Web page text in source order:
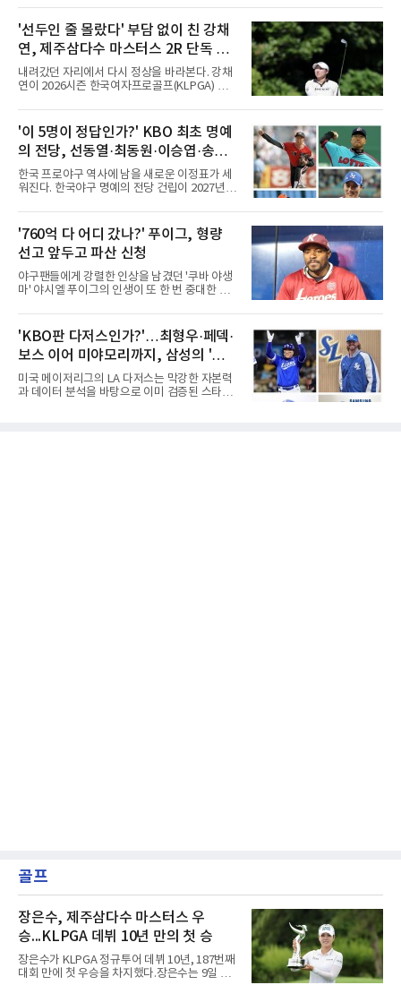
독은 단순히 더위를 이야기하지 않았다. 우천,
폭염, 부상 등 변수가 늘어나는 현실에서 현재
팀당 144경기 체제가 과연 지속 가능한지 질문
을 던졌다.물론 144경기가 세계적으로 특별히
많은 숫자는 아니다. 메이저리그는 팀당 162경
기, 일본프로야구도 143~144경기를 치른다. 숫
자만 놓고 보면 KBO가 유난히 혹사 구조라고 말
비교하기 어려울 정도로 폭염이 길어지고 강해
지고 있다. 여기에 장마, 이
'선두인 줄 몰랐다' 부담 없이 친 강채
연, 제주삼다수 마스터스 2R 단독 선
두
내려갔던 자리에서 다시 정상을 바라본다. 강채
연이 2026시즌 한국여자프로골프(KLPGA) 투어
억 원, 우승상금 1억8000만 원) 2라운드에서 단
독 선두로 도약했다.강채연은 7일 제주도 서귀
포의 테디밸리 골프앤리조트(파72)에서 열린 2
라운드에서 버디 5개와 보기 1개를 묶어 4언더
파 68타를 쳤다. 중간합계 9언더파 135타로 전
날 공동 4위에서 선두로 올라섰다. 공동 2위 그
룹(8언더파 136타)과는 한 타 차다.이 대회는 그
받았으나, 지난해 상금순위 75위에 그쳐 시드순
위전으로 밀렸고 본선에서도 78위에
'이 5명이 정답인가?' KBO 최초 명예
의 전당, 선동열·최동원·이승엽·송진
우·김응용을 둘러싼 논쟁
한국 프로야구 역사에 남을 새로운 이정표가 세
워진다. 한국야구 명예의 전당 건립이 2027년으
문으로 향하고 있다. "누가 한국 야구 최초의 명
예의 전당 헌액자가 될 것인가?"현재 가장 많이
거론되는 후보군은 선동열, 최동원, 이승엽, 송
진우, 그리고 김응용 감독이다. 한국 야구의 시
대별 상징성과 업적을 고려하면 충분히 설득력
있는 이름들이다.선동열은 한국 야구가 배출한
최고의 투수로 평가받는다. 해태 시절 통산 146
프로야구에서도 성공하며 한국 선수의 해외 진
출 가능성을 보여준 상징적인 존
'760억 다 어디 갔나?' 푸이그, 형량
선고 앞두고 파산 신청
야구팬들에게 강렬한 인상을 남겼던 '쿠바 야생
마' 야시엘 푸이그의 인생이 또 한 번 중대한 갈
거액을 벌었던 푸이그가 연방 사건 선고를 앞두
고 파산보호를 신청했다.푸이그는 최근 미국 플
로리다 파산 법원에 챕터11 파산보호 신청을 냈
다. 챕터11은 기업이나 개인이 채권자들과 협의
를 통해 재정 구조를 재편할 수 있도록 돕는 제도
다.미 매체들에 따르면 푸이그의 자산 규모는
1000만~5000만 달러(약 146억~730억 원), 부
'KBO판 다저스인가?'…최형우·페덱·
보스 이어 미야모리까지, 삼성의 '스펙
만렙' 승부수
미국 메이저리그의 LA 다저스는 막강한 자본력
과 데이터 분석을 바탕으로 이미 검증된 스타들
골프
장은수, 제주삼다수 마스터스 우
승...KLPGA 데뷔 10년 만의 첫 승
장은수가 KLPGA 정규투어 데뷔 10년, 187번째
대회 만에 첫 우승을 차지했다.장은수는 9일 제